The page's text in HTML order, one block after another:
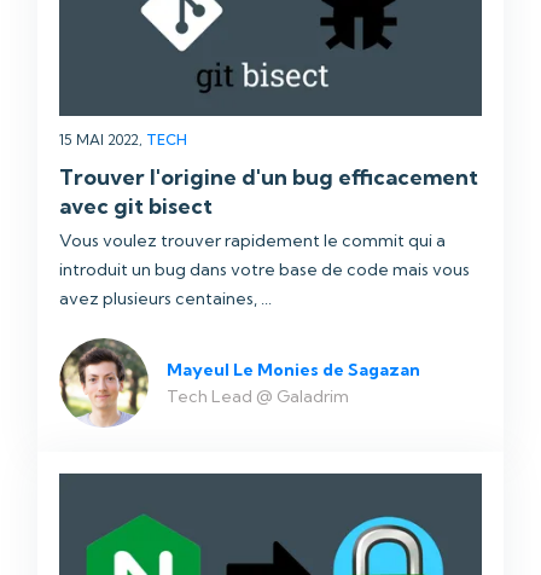
15 MAI 2022, TECH
Trouver l'origine d'un bug efficacement
avec git bisect
Vous voulez trouver rapidement le commit qui a
introduit un bug dans votre base de code mais vous
avez plusieurs centaines, ...
Mayeul Le Monies de Sagazan
Tech Lead @ Galadrim